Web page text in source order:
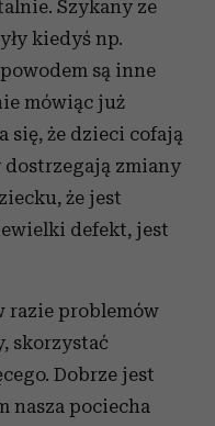
i
Informacje o tym, jak
partnerom
i analitycznym.
z innymi danymi
podczas
Szykany ze
kiedyś np.
są inne
mówiąc już
się, że dzieci cofają
zmiany
że jest
defekt, jest
razie problemów
skorzystać
Dobrze jest
nasza pociecha